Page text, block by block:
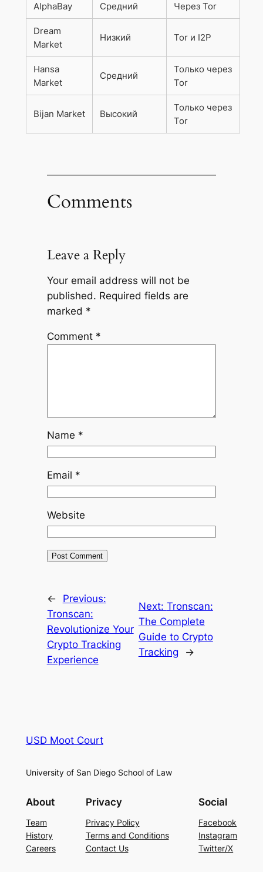
AlphaBay Средний Через Tor
Dream
Market
Низкий Tor и I2P
Hansa
Market
Средний
Только через
Tor
Bijan Market Высокий
Только через
Tor
Comments
Leave a Reply
Your email address will not be
published. Required fields are
marked *
Comment *
Name *
Email *
Website
←
Previous:
Tronscan:
Revolutionize Your
Crypto Tracking
Experience
Next: Tronscan:
The Complete
Guide to Crypto
Tracking
→
USD Moot Court
University of San Diego School of Law
About
Team
History
Careers
Privacy
Privacy Policy
Terms and Conditions
Contact Us
Social
Facebook
Instagram
Twitter/X